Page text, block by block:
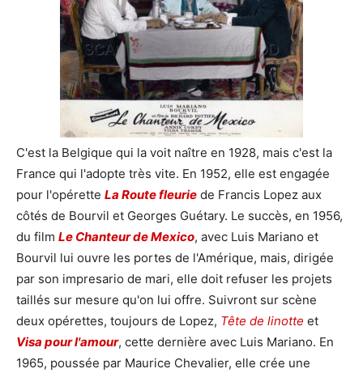
C'est la Belgique qui la voit naître en 1928, mais c'est la
France qui l'adopte très vite. En 1952, elle est engagée
pour l'opérette La Route fleurie de Francis Lopez aux
côtés de Bourvil et Georges Guétary. Le succès, en 1956,
du film Le Chanteur de Mexico, avec Luis Mariano et
Bourvil lui ouvre les portes de l'Amérique, mais, dirigée
par son impresario de mari, elle doit refuser les projets
taillés sur mesure qu'on lui offre. Suivront sur scène
deux opérettes, toujours de Lopez, Tête de linotte et
Visa pour l'amour, cette dernière avec Luis Mariano. En
1965, poussée par Maurice Chevalier, elle crée une